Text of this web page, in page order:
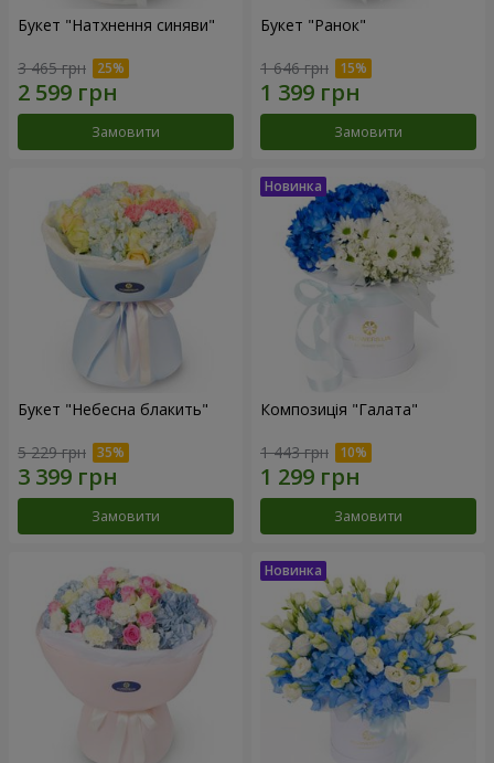
Букет "Натхнення синяви"
3 465 грн
Замовити
Букет "Ранок"
1 646 грн
Замовити
Букет "Небесна блакить"
5 229 грн
Замовити
Композиція "Галата"
1 443 грн
Замовити